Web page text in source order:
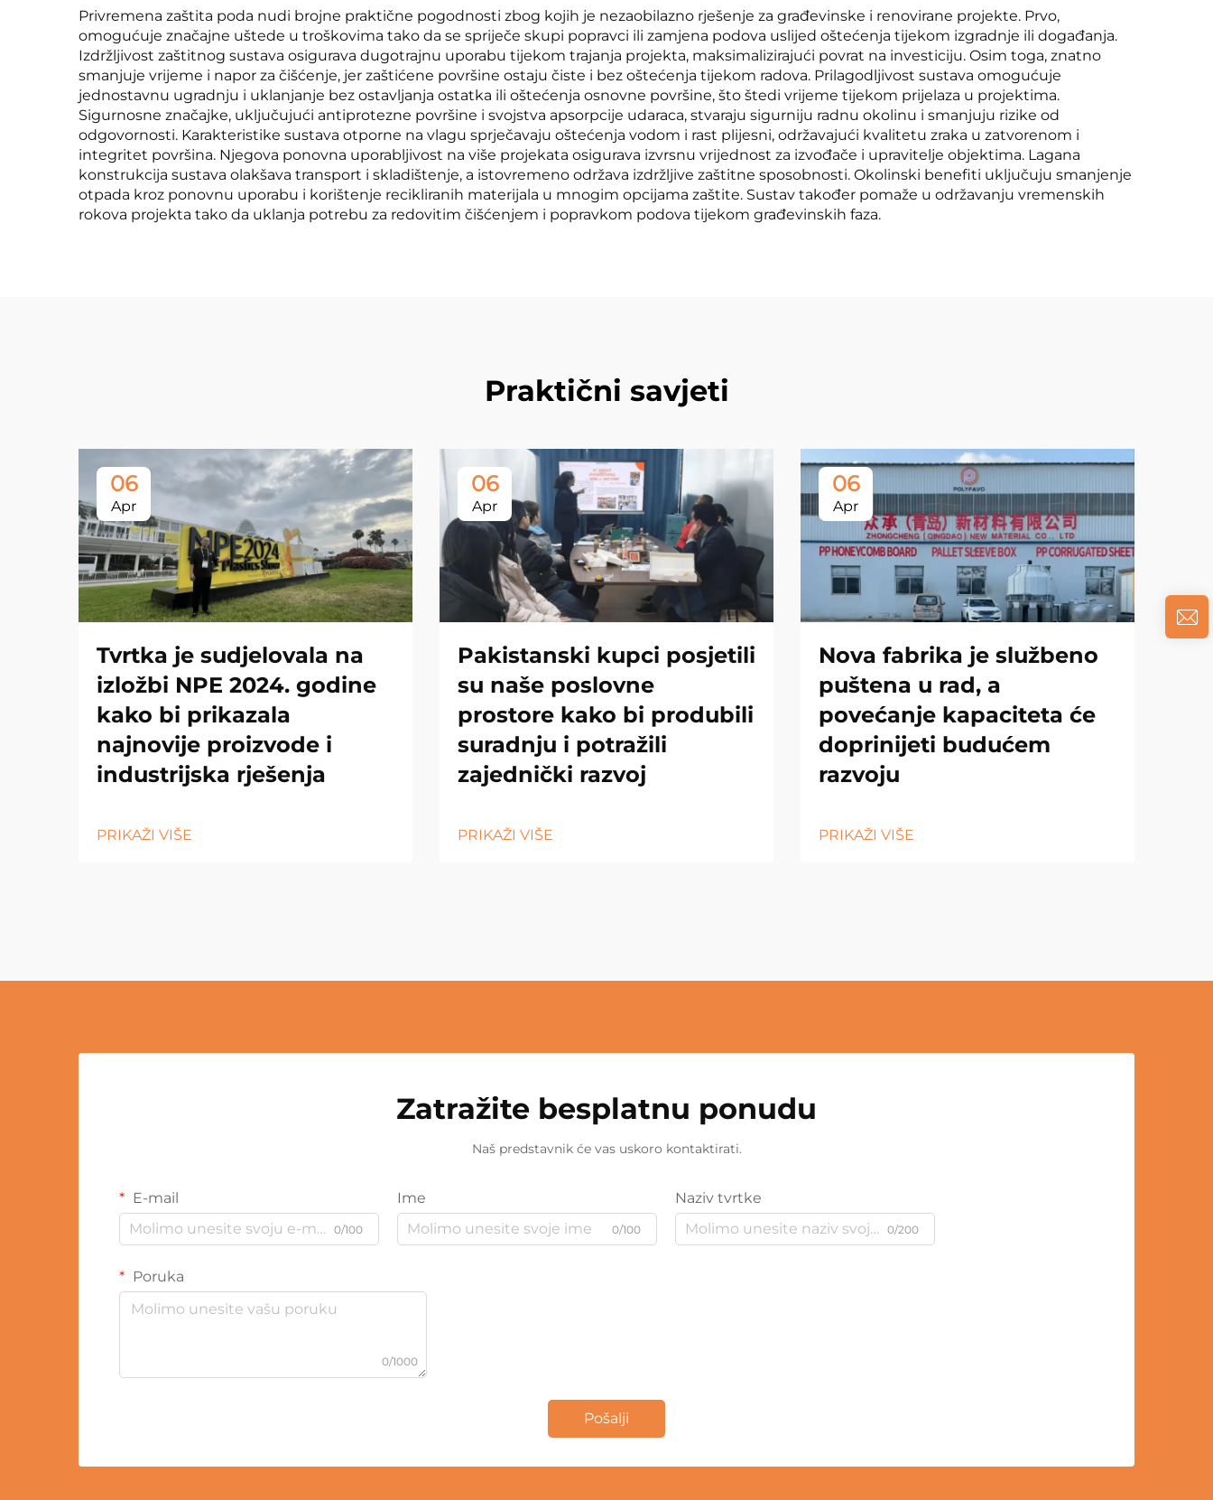
Privremena zaštita poda nudi brojne praktične pogodnosti zbog kojih je nezaobilazno rješenje za građevinske i renovirane projekte. Prvo,
omogućuje značajne uštede u troškovima tako da se spriječe skupi popravci ili zamjena podova uslijed oštećenja tijekom izgradnje ili događanja.
Izdržljivost zaštitnog sustava osigurava dugotrajnu uporabu tijekom trajanja projekta, maksimalizirajući povrat na investiciju. Osim toga, znatno
smanjuje vrijeme i napor za čišćenje, jer zaštićene površine ostaju čiste i bez oštećenja tijekom radova. Prilagodljivost sustava omogućuje
jednostavnu ugradnju i uklanjanje bez ostavljanja ostatka ili oštećenja osnovne površine, što štedi vrijeme tijekom prijelaza u projektima.
Sigurnosne značajke, uključujući antiprotezne površine i svojstva apsorpcije udaraca, stvaraju sigurniju radnu okolinu i smanjuju rizike od
odgovornosti. Karakteristike sustava otporne na vlagu sprječavaju oštećenja vodom i rast plijesni, održavajući kvalitetu zraka u zatvorenom i
integritet površina. Njegova ponovna uporabljivost na više projekata osigurava izvrsnu vrijednost za izvođače i upravitelje objektima. Lagana
konstrukcija sustava olakšava transport i skladištenje, a istovremeno održava izdržljive zaštitne sposobnosti. Okolinski benefiti uključuju smanjenje
otpada kroz ponovnu uporabu i korištenje recikliranih materijala u mnogim opcijama zaštite. Sustav također pomaže u održavanju vremenskih
rokova projekta tako da uklanja potrebu za redovitim čišćenjem i popravkom podova tijekom građevinskih faza.
Praktični savjeti
06
Apr
Tvrtka je sudjelovala na
izložbi NPE 2024. godine
kako bi prikazala
najnovije proizvode i
industrijska rješenja
PRIKAŽI VIŠE
06
Apr
Pakistanski kupci posjetili
su naše poslovne
prostore kako bi produbili
suradnju i potražili
zajednički razvoj
PRIKAŽI VIŠE
06
Apr
Nova fabrika je službeno
puštena u rad, a
povećanje kapaciteta će
doprinijeti budućem
razvoju
PRIKAŽI VIŠE
Zatražite besplatnu ponudu
Naš predstavnik će vas uskoro kontaktirati.
E-mail
0/100
Ime
0/100
Naziv tvrtke
0/200
Poruka
0/1000
Pošalji